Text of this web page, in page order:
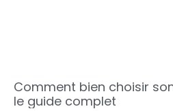
Comment bien choisir
le guide complet